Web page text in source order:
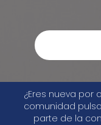
¿Eres nueva por
comunidad
parte de la